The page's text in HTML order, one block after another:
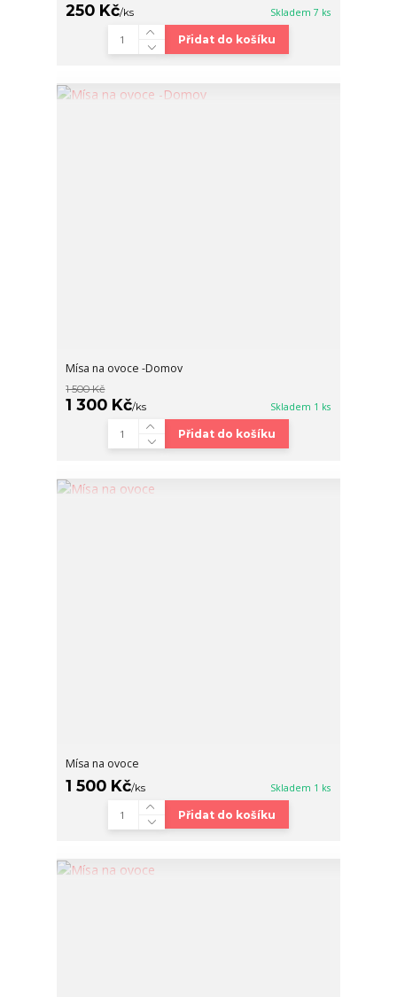
250 Kč/ks Skladem 7 ks
Přidat do košíku
Mísa na ovoce -Domov
1 500 Kč
1 300 Kč/ks Skladem 1 ks
Přidat do košíku
Mísa na ovoce
1 500 Kč/ks Skladem 1 ks
Přidat do košíku